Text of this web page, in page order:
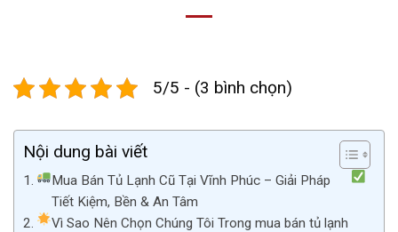
5/5 - (3 bình chọn)
Nội dung bài viết
Mua Bán Tủ Lạnh Cũ Tại Vĩnh Phúc – Giải Pháp
Tiết Kiệm, Bền & An Tâm
Vì Sao Nên Chọn Chúng Tôi Trong mua bán tủ lạnh